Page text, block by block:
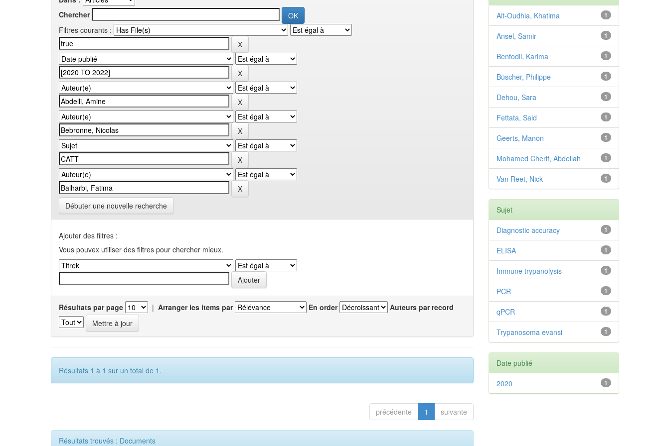
Chercher
Filtres courants :
Débuter une nouvelle recherche
Ajouter des filtres :
Vous pouvex utiliser des filtres pour chercher mieux.
Résultats par page | Arranger les items par En order Auteurs par record
Résultats 1 à 1 sur un total de 1.
précédente 1 suivante
Résultats trouvés : Documents
1
Ait-Oudhia, Khatima
1
Ansel, Samir
1
Benfodil, Karima
1
Büscher, Philippe
1
Dehou, Sara
1
Fettata, Said
1
Geerts, Manon
1
Mohamed Cherif, Abdellah
1
Van Reet, Nick
Sujet
1
Diagnostic accuracy
1
ELISA
1
Immune trypanolysis
1
PCR
1
qPCR
1
Trypanosoma evansi
Date publié
1
2020